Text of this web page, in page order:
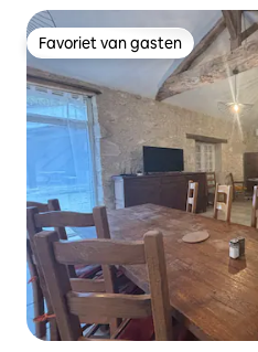
Favoriet van gasten
Favoriet van gasten